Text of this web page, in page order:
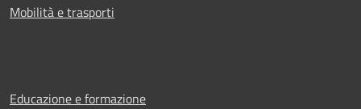
Mobilità e trasporti
Educazione e formazione